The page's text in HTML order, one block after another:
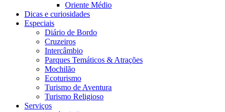
Oriente Médio
Dicas e curiosidades
Especiais
Diário de Bordo
Cruzeiros
Intercâmbio
Parques Temáticos & Atrações
Mochilão
Ecoturismo
Turismo de Aventura
Turismo Religioso
Serviços